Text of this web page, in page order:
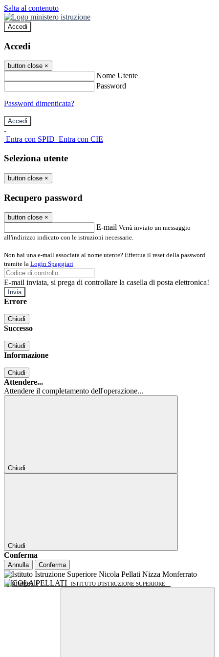
Salta al contenuto
Accedi
Accedi
button close ×
Nome Utente
Password
Password dimenticata?
-
Entra con SPID Entra con CIE
Seleziona utente
button close ×
Recupero password
button close ×
E-mail Verrà inviato un messaggio
all'indirizzo indicato con le istruzioni necessarie.
Non hai una e-mail associata al nome utente? Effettua il reset della password
tramite la Login Spaggiari
E-mail inviata, si prega di controllare la casella di posta elettronica!
Errore
Chiudi
Successo
Chiudi
Informazione
Chiudi
Attendere...
Attendere il completamento dell'operazione...
Chiudi
Chiudi
Conferma
Annulla Conferma
NICOLA PELLATI ISTITUTO D'ISTRUZIONE SUPERIORE